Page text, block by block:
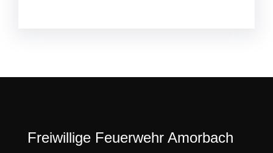
Freiwillige Feuerwehr Amorbach